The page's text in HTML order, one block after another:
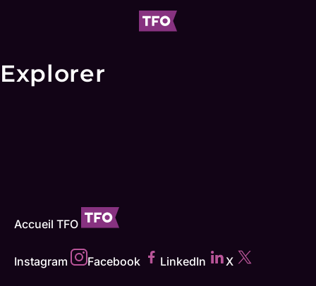
Explorer
Accueil TFO
Instagram Facebook LinkedIn X